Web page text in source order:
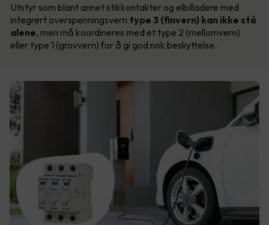
Utstyr som blant annet stikkontakter og elbilladere med
integrert overspenningsvern type 3 (finvern) kan ikke stå
alene, men må koordineres med et type 2 (mellomvern)
eller type 1 (grovvern) for å gi god nok beskyttelse.